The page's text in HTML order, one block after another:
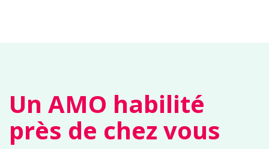
Un AMO habilité
près de chez vous